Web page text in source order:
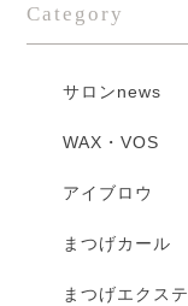
Category
サロンnews
WAX・VOS
アイブロウ
まつげカール
まつげエクステ